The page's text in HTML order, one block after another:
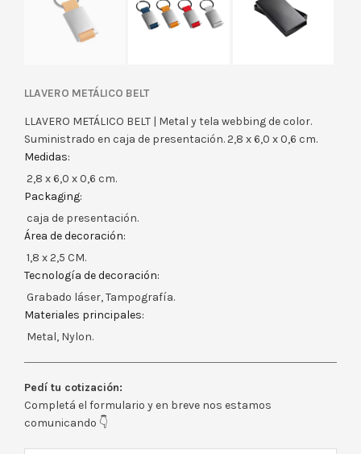
LLAVERO METÁLICO BELT
LLAVERO METÁLICO BELT | Metal y tela webbing de color.
Suministrado en caja de presentación. 2,8 x 6,0 x 0,6 cm.
Medidas:
2,8 x 6,0 x 0,6 cm.
Packaging:
caja de presentación.
Área de decoración:
1,8 x 2,5 CM.
Tecnología de decoración:
Grabado láser, Tampografía.
Materiales principales:
Metal, Nylon.
Pedí tu cotización:
Completá el formulario y en breve nos estamos
comunicando 👇